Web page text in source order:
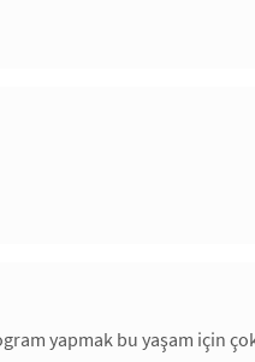
yapmak bu yaşam için